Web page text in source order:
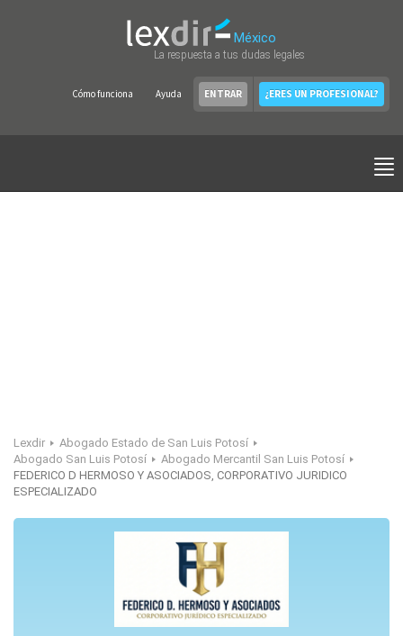
México
La respuesta a tus dudas legales
Cómo funciona Ayuda ENTRAR ¿ERES UN PROFESIONAL?
Lexdir
Abogado Estado de San Luis Potosí
Abogado San Luis Potosí
Abogado Mercantil San Luis Potosí
FEDERICO D HERMOSO Y ASOCIADOS, CORPORATIVO JURIDICO
ESPECIALIZADO